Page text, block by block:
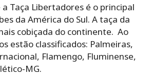
Taça Libertadores é o principal
da América do Sul. A taça da
cobiçada do continente. Ao
estão classificados: Palmeiras,
Flamengo, Fluminense,
MG.